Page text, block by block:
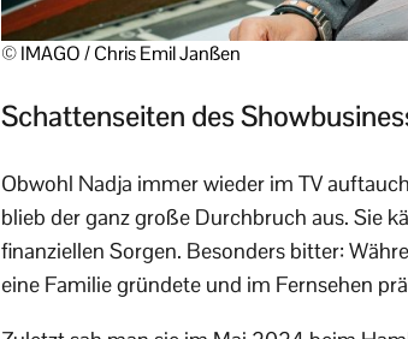
© IMAGO / Chris Emil Janßen
Schattenseiten des
Obwohl Nadja immer wieder im TV
blieb der ganz große Durchbruch aus. Sie
finanziellen Sorgen. Besonders bitter:
eine Familie gründete und im Fernsehen